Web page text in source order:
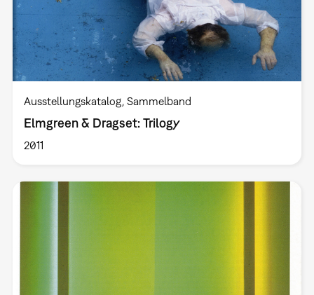
Ausstellungskatalog Sammelband
Elmgreen & Dragset: Trilogy
2011